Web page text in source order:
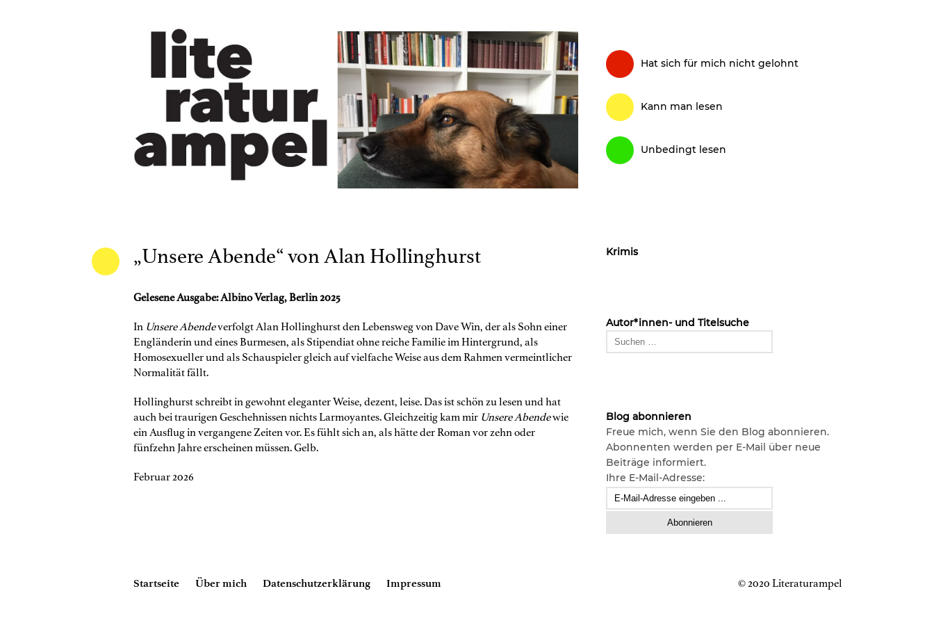
„Unsere Abende“ von Alan Hollinghurst
Gelesene Ausgabe: Albino Verlag, Berlin 2025
In Unsere Abendeverfolgt Alan Hollinghurst den Lebensweg von Dave Win, der als Sohn einer
Engländerin und eines Burmesen, als Stipendiat ohne reiche Familie im Hintergrund, als
Homosexueller und als Schauspieler gleich auf vielfache Weise aus dem Rahmen vermeintlicher
Normalität fällt.
Hollinghurst schreibt in gewohnt eleganter Weise, dezent, leise. Das ist schön zu lesen und hat
auch bei traurigen Geschehnissen nichts Larmoyantes. Gleichzeitig kam mir Unsere Abendewie
ein Ausflug in vergangene Zeiten vor. Es fühlt sich an, als hätte der Roman vor zehn oder
fünfzehn Jahre erscheinen müssen. Gelb.
Februar 2026
Hat sich für mich nicht gelohnt
Kann man lesen
Unbedingt lesen
Krimis
Autor*innen- und Titelsuche
Blog abonnieren
Freue mich, wenn Sie den Blog abonnieren.
Abonnenten werden per E-Mail über neue
Beiträge informiert.
Ihre E-Mail-Adresse:
Startseite Über mich Datenschutzerklärung Impressum © 2020 Literaturampel